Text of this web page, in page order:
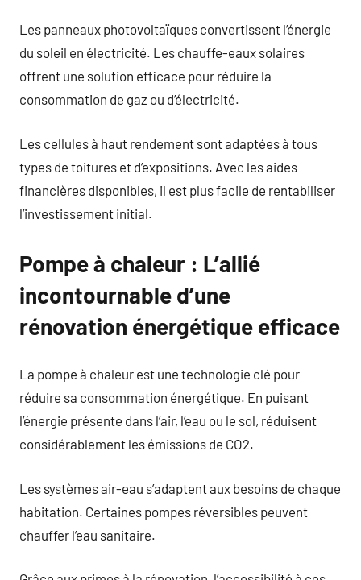
Les panneaux photovoltaïques convertissent l’énergie
du soleil en électricité. Les chauffe-eaux solaires
offrent une solution efficace pour réduire la
consommation de gaz ou d’électricité.
Les cellules à haut rendement sont adaptées à tous
types de toitures et d’expositions. Avec les aides
financières disponibles, il est plus facile de rentabiliser
l’investissement initial.
Pompe à chaleur : L’allié
incontournable d’une
rénovation énergétique efficace
La pompe à chaleur est une technologie clé pour
réduire sa consommation énergétique. En puisant
l’énergie présente dans l’air, l’eau ou le sol, réduisent
considérablement les émissions de CO2.
Les systèmes air-eau s’adaptent aux besoins de chaque
habitation. Certaines pompes réversibles peuvent
chauffer l’eau sanitaire.